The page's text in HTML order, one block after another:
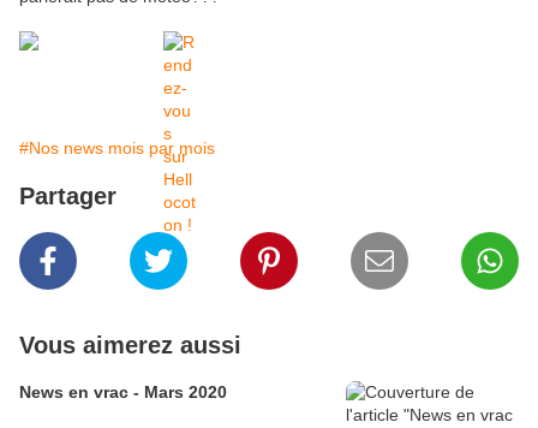
#Nos news mois par mois
Partager
Vous aimerez aussi
News en vrac - Mars 2020